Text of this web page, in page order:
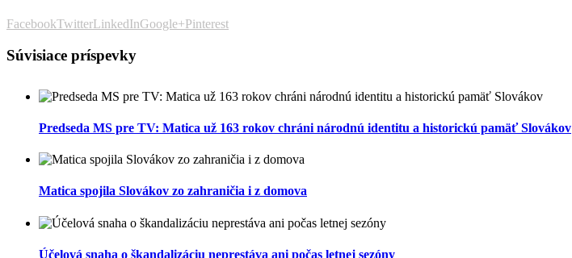
FacebookTwitterLinkedInGoogle+Pinterest
Súvisiace príspevky
Predseda MS pre TV: Matica už 163 rokov chráni národnú identitu a historickú pamäť Slovákov
Matica spojila Slovákov zo zahraničia i z domova
Účelová snaha o škandalizáciu neprestáva ani počas letnej sezóny